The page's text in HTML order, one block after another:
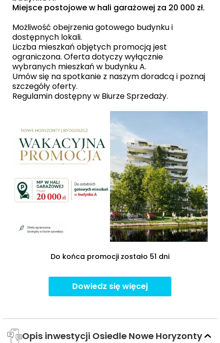
Miejsce postojowe w hali garażowej za 20 000 zł.
Możliwość obejrzenia gotowego budynku i
dostępnych lokali.
Liczba mieszkań objętych promocją jest
ograniczona. Oferta dotyczy wyłącznie
wybranych mieszkań w budynku A.
Umów się na spotkanie z naszym doradcą i poznaj
szczegóły oferty.
Regulamin dostępny w Biurze Sprzedaży.
Do końca promocji zostało 51 dni
Dowiedz się więcej
Opis inwestycji Osiedle Nowe Horyzonty